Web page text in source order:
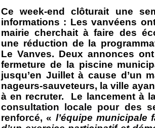
Ce week-end clôturait une
informations : Les vanvéens
mairie cherchait à faire des
une réduction de la
Le Vanves. Deux annonces
fermeture de la piscine
jusqu’en Juillet à cause d’un
nageurs-sauveteurs, la ville
à en recruter. Le lancement à
consultation locale pour des
renforcé, « l’équipe municipale